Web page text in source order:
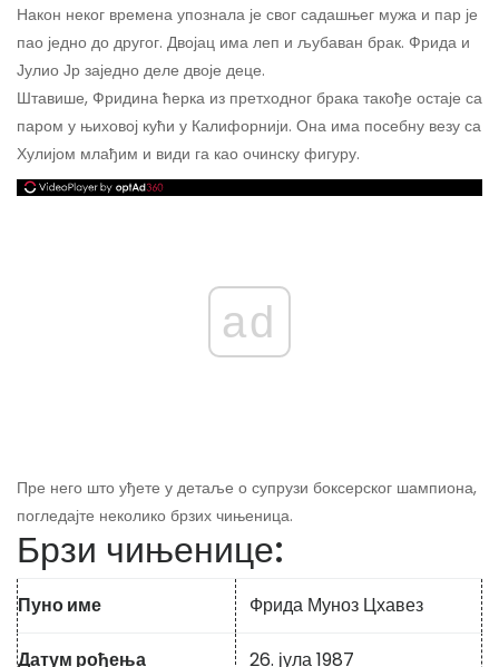
Након неког времена упознала је свог садашњег мужа и пар је
пао једно до другог. Двојац има леп и љубаван брак. Фрида и
Јулио Јр заједно деле двоје деце.
Штавише, Фридина ћерка из претходног брака такође остаје са
паром у њиховој кући у Калифорнији. Она има посебну везу са
Хулијом млађим и види га као очинску фигуру.
ad
Пре него што уђете у детаље о супрузи боксерског шампиона,
погледајте неколико брзих чињеница.
Брзи чињенице:
Пуно име Фрида Муноз Цхавез
Датум рођења 26. јула 1987